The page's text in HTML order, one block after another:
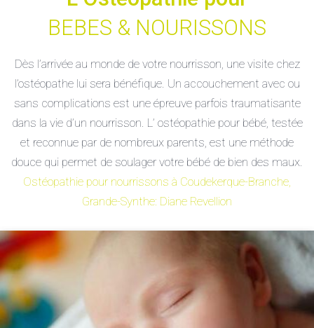
BEBES & NOURISSONS
Dès l’arrivée au monde de votre nourrisson, une visite chez
l’ostéopathe lui sera bénéfique. Un accouchement avec ou
sans complications est une épreuve parfois traumatisante
dans la vie d’un nourrisson. L’ ostéopathie pour bébé, testée
et reconnue par de nombreux parents, est une méthode
douce qui permet de soulager votre bébé de bien des maux.
Ostéopathie pour nourrissons à Coudekerque-Branche,
Grande-Synthe: Diane Revellion